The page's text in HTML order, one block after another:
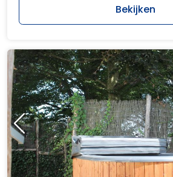
Bekijken